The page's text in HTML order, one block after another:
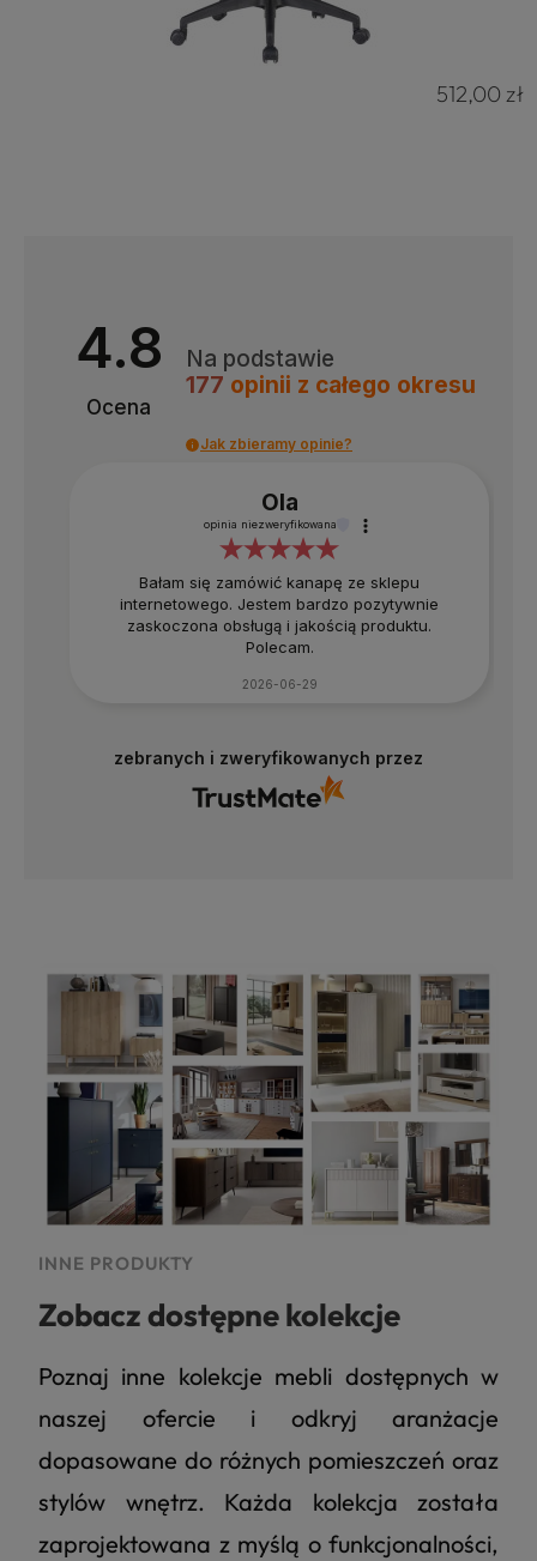
512,00 zł
4.8
Ocena
Na podstawie
177 opinii z całego okresu
Jak zbieramy opinie?
Ola
opinia niezweryfikowana
Bałam się zamówić kanapę ze sklepu
internetowego. Jestem bardzo pozytywnie
zaskoczona obsługą i jakością produktu.
Polecam.
2026-06-29
zebranych i zweryfikowanych przez
INNE PRODUKTY
Zobacz dostępne kolekcje
Poznaj inne kolekcje mebli dostępnych w
naszej ofercie i odkryj aranżacje
dopasowane do różnych pomieszczeń oraz
stylów wnętrz. Każda kolekcja została
zaprojektowana z myślą o funkcjonalności,